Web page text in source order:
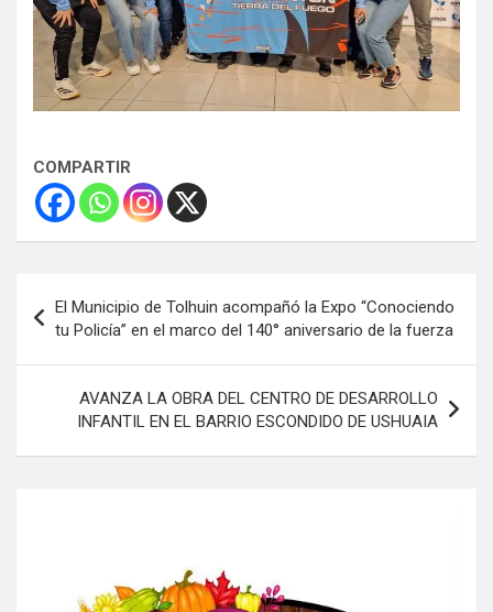
COMPARTIR
de
entradas
El Municipio de Tolhuin acompañó la Expo “Conociendo
tu Policía” en el marco del 140° aniversario de la fuerza
AVANZA LA OBRA DEL CENTRO DE DESARROLLO
INFANTIL EN EL BARRIO ESCONDIDO DE USHUAIA